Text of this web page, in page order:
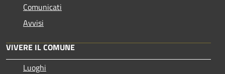
Comunicati
Avvisi
VIVERE IL COMUNE
Luoghi